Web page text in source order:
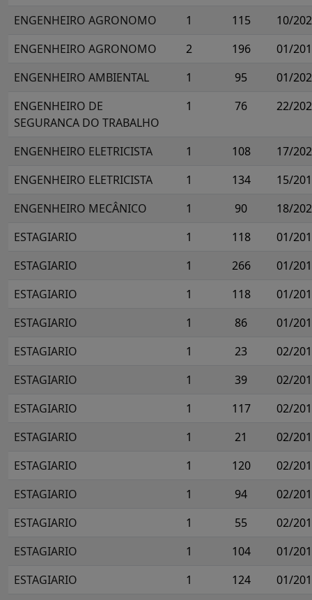
ENGENHEIRO AGRONOMO
1 115
10/
ENGENHEIRO AGRONOMO
2 196
01/
ENGENHEIRO AMBIENTAL
1 95
01/
ENGENHEIRO DE
SEGURANCA DO TRABALHO
1 76 22/
ENGENHEIRO ELETRICISTA 1 108
17/
ENGENHEIRO ELETRICISTA
1 134
15/
ENGENHEIRO MECÂNICO
1 90
18/
ESTAGIARIO
1 118
01/
ESTAGIARIO
1 266
01/
ESTAGIARIO
1 118
01/
ESTAGIARIO
1 86
01/
ESTAGIARIO
1 23
02/
ESTAGIARIO
1 39
02/
ESTAGIARIO
1 117
02/
ESTAGIARIO
1 21
02/
ESTAGIARIO
1 120
02/
ESTAGIARIO
1 94
02/
ESTAGIARIO
1 55
02/
ESTAGIARIO
1 104
01/
ESTAGIARIO
1 124
01/